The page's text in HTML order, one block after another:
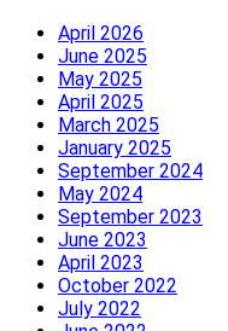
April 2026
June 2025
May 2025
April 2025
March 2025
January 2025
September 2024
May 2024
September 2023
June 2023
April 2023
October 2022
July 2022